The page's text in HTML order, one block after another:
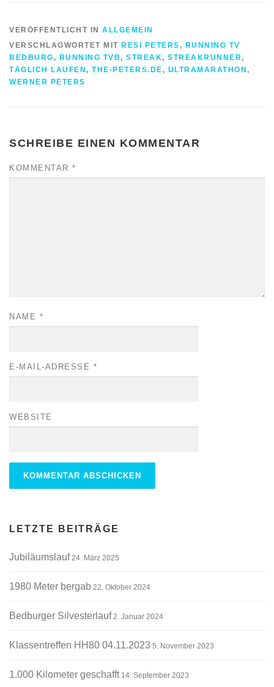
VERÖFFENTLICHT IN ALLGEMEIN
VERSCHLAGWORTET MIT RESI PETERS , RUNNING TV
BEDBURG , RUNNING TVB , STREAK, STREAKRUNNER,
TÄGLICH LAUFEN , THE-PETERS.DE , ULTRAMARATHON ,
WERNER PETERS
SCHREIBE EINEN KOMMENTAR
KOMMENTAR *
NAME *
E-MAIL-ADRESSE *
WEBSITE
LETZTE BEITRÄGE
Jubiläumslauf 24. März 2025
1980 Meter bergab 22. Oktober 2024
Bedburger Silvesterlauf 2. Januar 2024
Klassentreffen HH80 04.11.2023 5. November 2023
1.000 Kilometer geschafft 14. September 2023